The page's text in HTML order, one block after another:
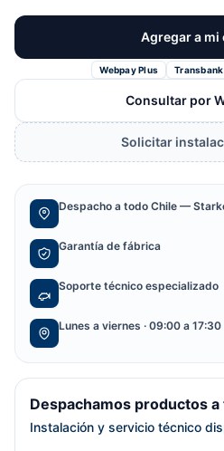
Agregar a mi
Webpay Plus Transbank
Consultar por
Solicitar
Despacho a todo Chile —
Garantía de fábrica
Soporte técnico especializado
Lunes a viernes · 09:00 a 17:30
Despachamos productos a
Instalación y servicio técnico